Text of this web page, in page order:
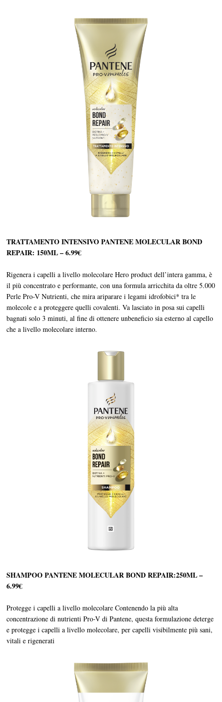
TRATTAMENTO INTENSIVO PANTENE MOLECULAR BOND
REPAIR: 150ML – 6.99€
Rigenera i capelli a livello molecolare Hero product dell’intera gamma, è
il più concentrato e performante, con una formula arricchita da oltre 5.000
Perle Pro-V Nutrienti, che mira ariparare i legami idrofobici* tra le
molecole e a proteggere quelli covalenti. Va lasciato in posa sui capelli
bagnati solo 3 minuti, al fine di ottenere unbeneficio sia esterno al capello
che a livello molecolare interno.
SHAMPOO PANTENE MOLECULAR BOND REPAIR:250ML –
6.99€
Protegge i capelli a livello molecolare Contenendo la più alta
concentrazione di nutrienti Pro-V di Pantene, questa formulazione deterge
e protegge i capelli a livello molecolare, per capelli visibilmente più sani,
vitali e rigenerati